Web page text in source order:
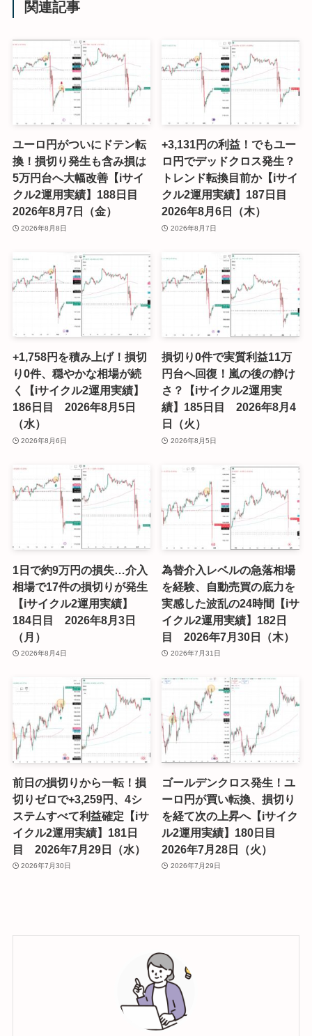
関連記事
ユーロ円がついにドテン転
換！損切り発生も含み損は
5万円台へ大幅改善【iサイ
クル2運用実績】188日目
2026年8月7日（金）
2026年8月8日
+3,131円の利益！でもユー
ロ円でデッドクロス発生？
トレンド転換目前か【iサイ
クル2運用実績】187日目
2026年8月6日（木）
2026年8月7日
+1,758円を積み上げ！損切
り0件、穏やかな相場が続
く【iサイクル2運用実績】
186日目 2026年8月5日
（水）
2026年8月6日
損切り0件で実質利益11万
円台へ回復！嵐の後の静け
さ？【iサイクル2運用実
績】185日目 2026年8月4
日（火）
2026年8月5日
1日で約9万円の損失…介入
相場で17件の損切りが発生
【iサイクル2運用実績】
184日目 2026年8月3日
（月）
2026年8月4日
為替介入レベルの急落相場
を経験、自動売買の底力を
実感した波乱の24時間【iサ
イクル2運用実績】182日
目 2026年7月30日（木）
2026年7月31日
前日の損切りから一転！損
切りゼロで+3,259円、4シ
ステムすべて利益確定【iサ
イクル2運用実績】181日
目 2026年7月29日（水）
2026年7月30日
ゴールデンクロス発生！ユ
ーロ円が買い転換、損切り
を経て次の上昇へ【iサイク
ル2運用実績】180日目
2026年7月28日（火）
2026年7月29日